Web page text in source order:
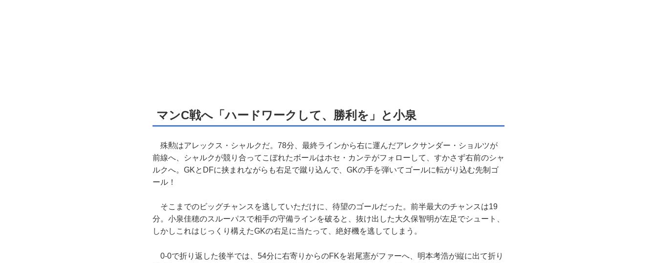
マンC戦へ「ハードワークして、勝利を」と小泉
殊勲はアレックス・シャルクだ。78分、最終ラインから右に運んだアレクサンダー・ショルツが
前線へ、シャルクが競り合ってこぼれたボールはホセ・カンテがフォローして、すかさず右前のシャ
ルクへ。GKとDFに挟まれながらも右足で蹴り込んで、GKの手を弾いてゴールに転がり込む先制ゴ
ール！
そこまでのビッグチャンスを逃していただけに、待望のゴールだった。前半最大のチャンスは19
分。小泉佳穂のスルーパスで相手の守備ラインを破ると、抜け出した大久保智明が左足でシュート、
しかしこれはじっくり構えたGKの右足に当たって、絶好機を逃してしまう。
0-0で折り返した後半では、54分に右寄りからのFKを岩尾憲がファーへ、明本考浩が縦に出て折り